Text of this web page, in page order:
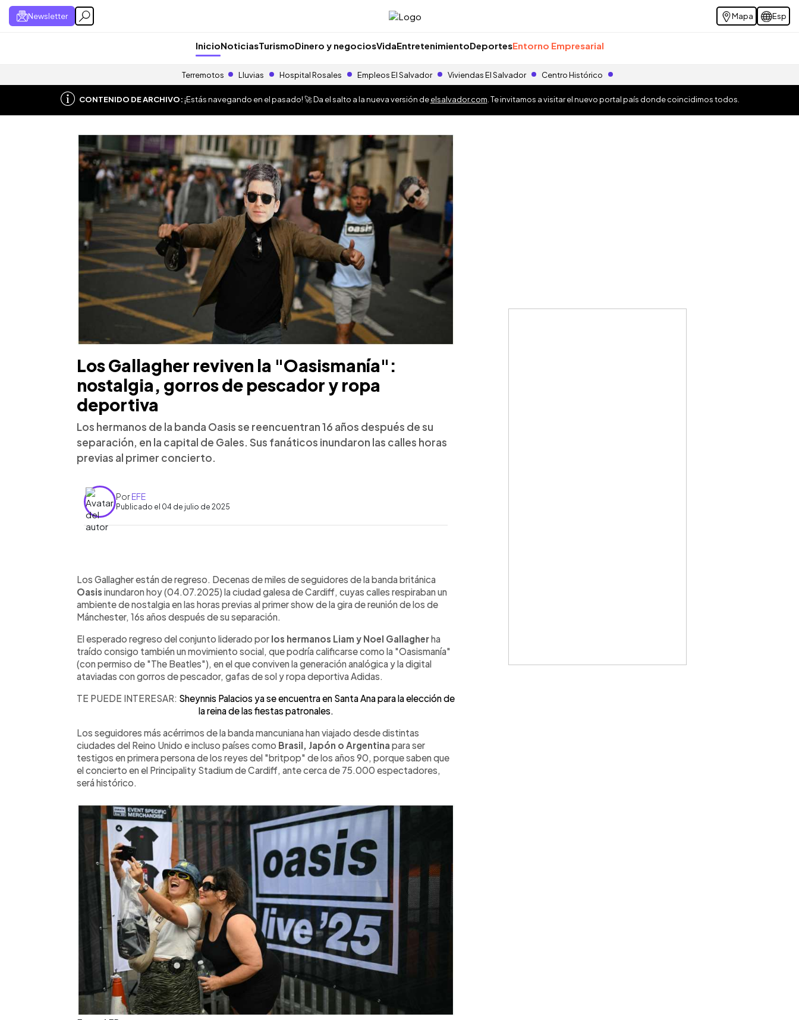
Newsletter Mapa Esp
InicioNoticiasTurismoDinero y negociosVidaEntretenimientoDeportesEntorno Empresarial
Terremotos Lluvias Hospital Rosales Empleos El Salvador Viviendas El Salvador Centro Histórico
CONTENIDO DE ARCHIVO:¡Estás navegando en el pasado! 🚀 Da el salto a la nueva versión deelsalvador.com . Te invitamos a visitar el nuevo portal país donde coincidimos todos.
Los Gallagher reviven la "Oasismanía":
nostalgia, gorros de pescador y ropa
deportiva
Los hermanos de la banda Oasis se reencuentran 16 años después de su
separación, en la capital de Gales. Sus fanáticos inundaron las calles horas
previas al primer concierto.
PorEFE
Publicado el 04 de julio de 2025
► Escuchar artículo
Los Gallagher están de regreso. Decenas de miles de seguidores de la banda británica
Oasis inundaron hoy (04.07.2025) la ciudad galesa de Cardiff, cuyas calles respiraban un
ambiente de nostalgia en las horas previas al primer show de la gira de reunión de los de
Mánchester, 16s años después de su separación.
El esperado regreso del conjunto liderado por los hermanos Liam y Noel Gallagherha
traído consigo también un movimiento social, que podría calificarse como la "Oasismanía"
(con permiso de "The Beatles"), en el que conviven la generación analógica y la digital
ataviadas con gorros de pescador, gafas de sol y ropa deportiva Adidas.
TE PUEDE INTERESAR: Sheynnis Palacios ya se encuentra en Santa Ana para la elección de
la reina de las fiestas patronales.
Los seguidores más acérrimos de la banda mancuniana han viajado desde distintas
ciudades del Reino Unido e incluso países como Brasil, Japón o Argentina para ser
testigos en primera persona de los reyes del "britpop" de los años 90, porque saben que
el concierto en el Principality Stadium de Cardiff, ante cerca de 75.000 espectadores,
será histórico.